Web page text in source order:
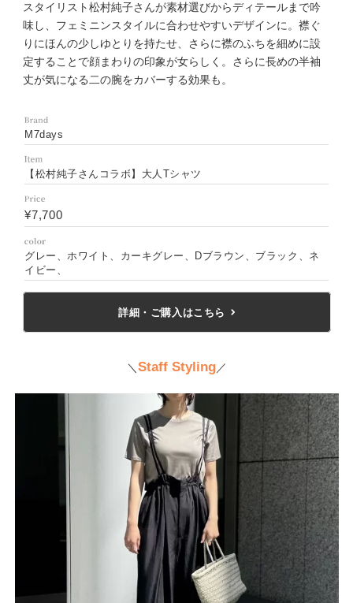
スタイリスト松村純子さんが素材選びからディテールまで吟
味し、フェミニンスタイルに合わせやすいデザインに。襟ぐ
りにほんの少しゆとりを持たせ、さらに襟のふちを細めに設
定することで顔まわりの印象が女らしく。さらに長めの半袖
丈が気になる二の腕をカバーする効果も。
M7days
【松村純子さんコラボ】大人Tシャツ
¥7,700
グレー、ホワイト、カーキグレー、Dブラウン、ブラック、ネ
イビー、
詳細・ご購入はこちら
＼ Staff Styling／